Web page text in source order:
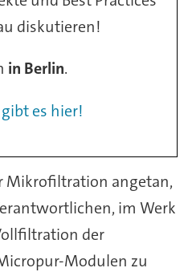
diskutieren!
in Berlin.
es hier!
Mikrofiltration angetan,
im Werk
der
Modulen zu